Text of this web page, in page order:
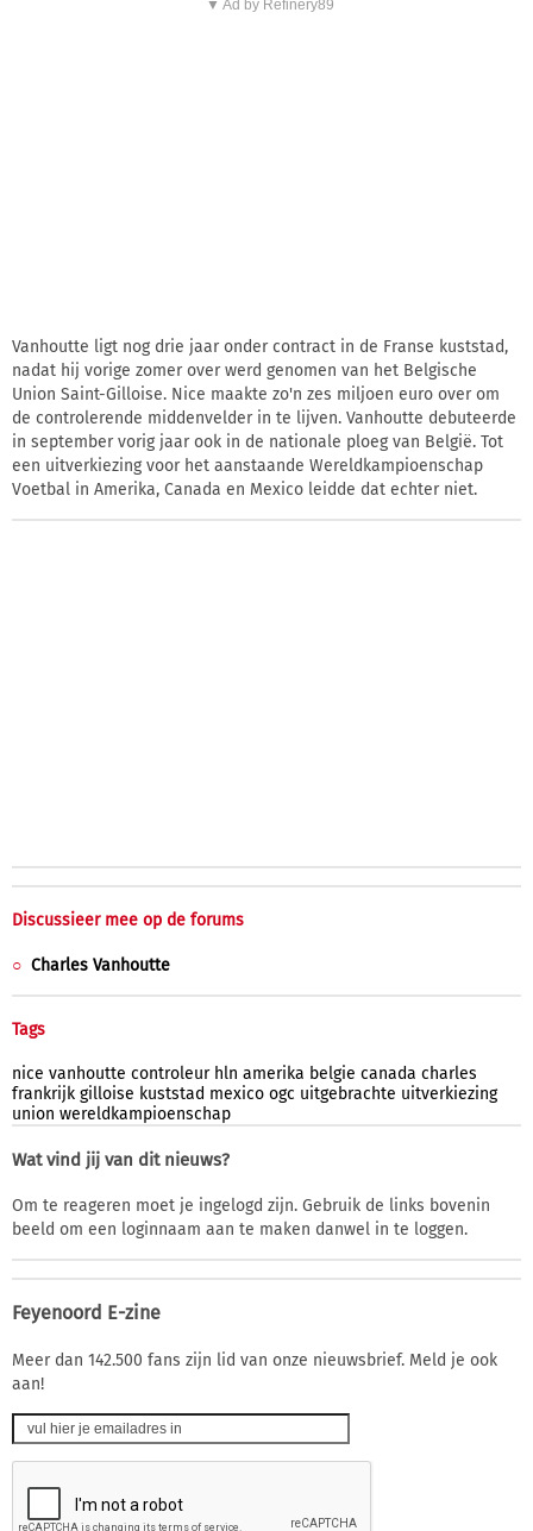
▼ Ad by Refinery89
Vanhoutte ligt nog drie jaar onder contract in de Franse kuststad,
nadat hij vorige zomer over werd genomen van het Belgische
Union Saint-Gilloise. Nice maakte zo'n zes miljoen euro over om
de controlerende middenvelder in te lijven. Vanhoutte debuteerde
in september vorig jaar ook in de nationale ploeg van België. Tot
een uitverkiezing voor het aanstaande Wereldkampioenschap
Voetbal in Amerika, Canada en Mexico leidde dat echter niet.
Discussieer mee op de forums
Charles Vanhoutte
Tags
nice vanhoutte controleur hln amerika belgie canada charles
frankrijk gilloise kuststad mexico ogc uitgebrachte uitverkiezing
union wereldkampioenschap
Wat vind jij van dit nieuws?
Om te reageren moet je ingelogd zijn. Gebruik de links bovenin
beeld om een loginnaam aan te maken danwel in te loggen.
Feyenoord E-zine
Meer dan 142.500 fans zijn lid van onze nieuwsbrief. Meld je ook
aan!